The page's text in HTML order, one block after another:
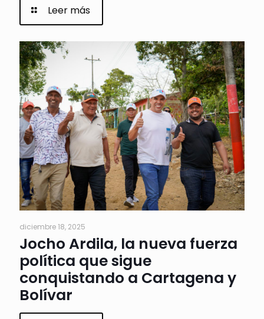
Leer más
diciembre 18, 2025
Jocho Ardila, la nueva fuerza
política que sigue
conquistando a Cartagena y
Bolívar